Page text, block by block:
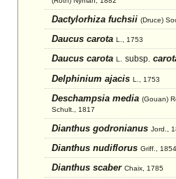
Dactylorhiza fuchsii (Druce)
Daucus carota L., 1753
Daucus carota L. subsp.
Delphinium ajacis L., 1753
Deschampsia media (Gouan)
Schult., 1817
Dianthus godronianus Jord.,
Dianthus nudiflorus Griff., 1854
Dianthus scaber Chaix, 1785